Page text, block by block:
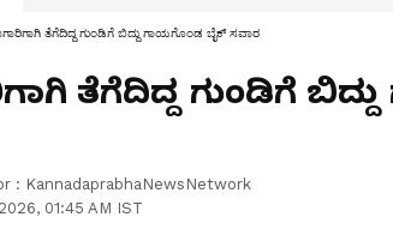
ತೆಗೆದಿದ್ದ ಗುಂಡಿಗೆ ಬಿದ್ದು ಗಾಯಗೊಂಡ ಬೈಕ್ ಸವಾರ
ತೆಗೆದಿದ್ದ ಗುಂಡಿಗೆ
: KannadaprabhaNewsNetwork
01:45 AM IST